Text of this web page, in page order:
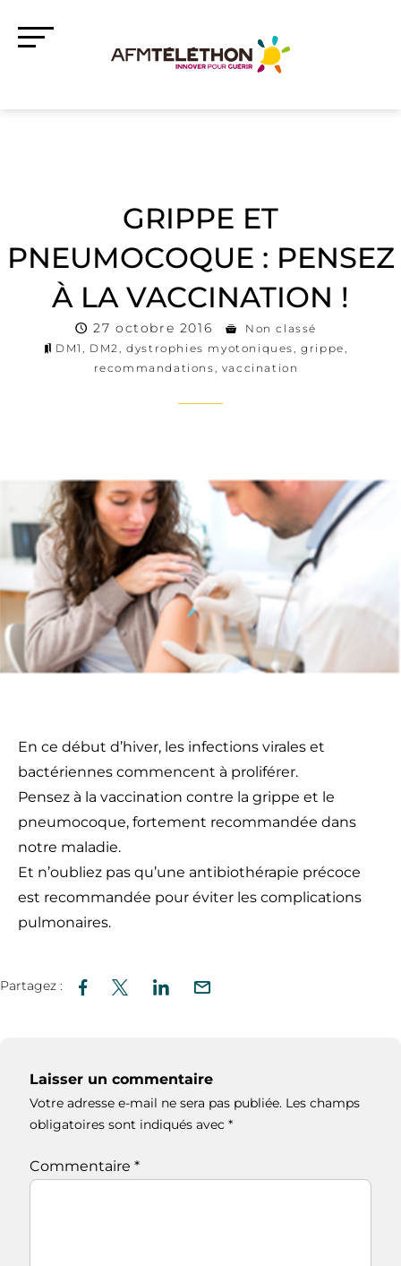
GRIPPE ET
PNEUMOCOQUE : PENSEZ
À LA VACCINATION !
27 octobre 2016
Non classé
DM1 , DM2,dystrophies myotoniques,grippe,
recommandations, vaccination
En ce début d’hiver, les infections virales et
bactériennes commencent à proliférer.
Pensez à la vaccination contre la grippe et le
pneumocoque, fortement recommandée dans
notre maladie.
Et n’oubliez pas qu’une antibiothérapie précoce
est recommandée pour éviter les complications
pulmonaires.
Partagez :
Laisser un commentaire
Votre adresse e-mail ne sera pas publiée. Les champs
obligatoires sont indiqués avec *
Commentaire *